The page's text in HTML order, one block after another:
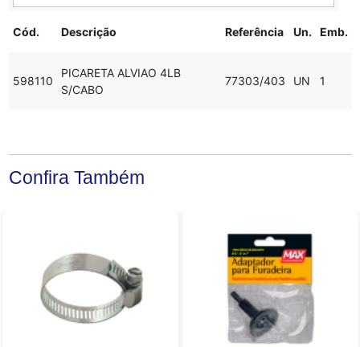
Cód. Descrição Referência Un. Emb.
598110
PICARETA ALVIAO 4LB
S/CABO
77303/403 UN 1
Confira Também